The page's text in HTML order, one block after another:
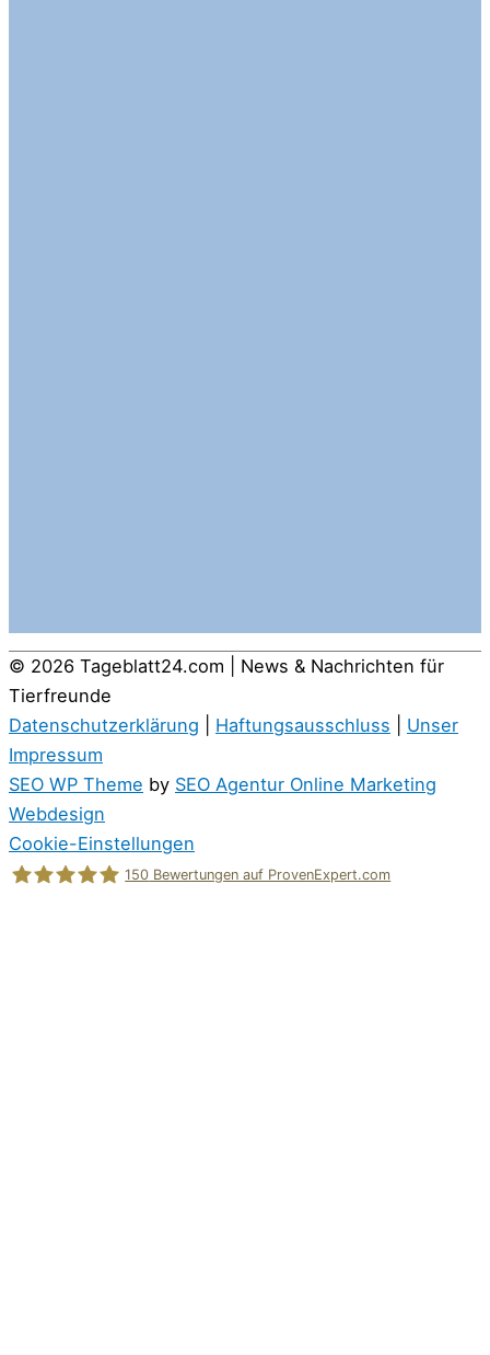
© 2026 Tageblatt24.com | News & Nachrichten für
Tierfreunde
Datenschutzerklärung
Haftungsausschluss
Unser
Impressum
SEO WP Theme by SEO Agentur Online Marketing
Webdesign
Cookie-Einstellungen
150 Bewertungen auf ProvenExpert.com